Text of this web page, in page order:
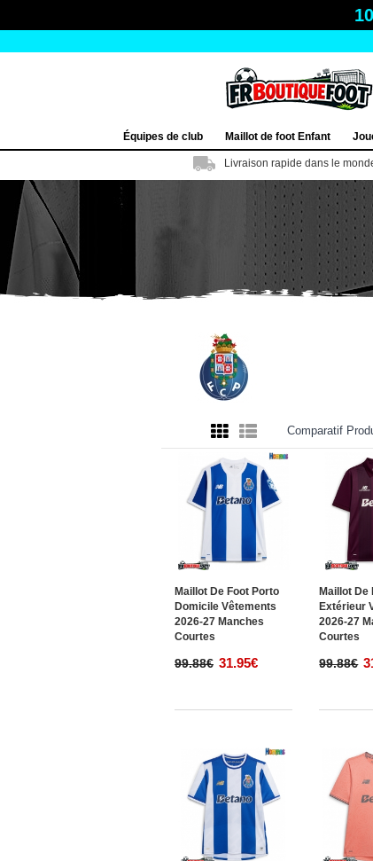
Équipes de club Maillot de foot Enfant
Livraison rapide dans le
Comparatif
Maillot De Foot Porto
Domicile Vêtements
2026-27 Manches
Courtes
99.88€ 31.95€
Maillot De
Extérieur
2026-27
Courtes
99.88€